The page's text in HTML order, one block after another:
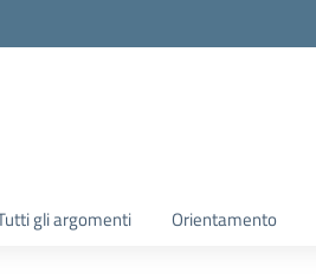
gli argomenti Orientamento